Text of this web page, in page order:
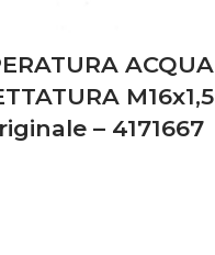
(108)
ACQUA
M16x1,5
– 4171667